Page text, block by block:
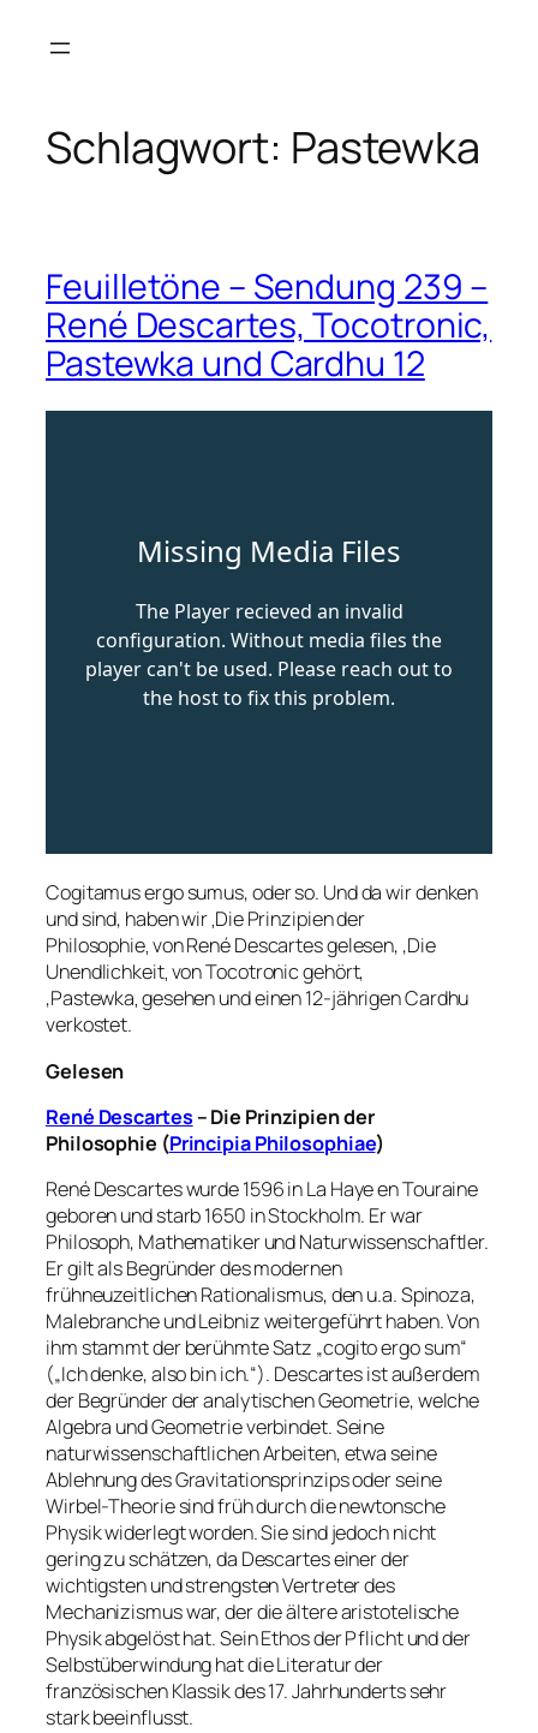
Inhalt
Schlagwort: Pastewka
Feuilletöne – Sendung 239 –
René Descartes, Tocotronic,
Pastewka und Cardhu 12
Cogitamusergosumus,oder so. Und da wir denken
und sind, haben wir ‚Die Prinzipien der
Philosophie‚ von René Descartes gelesen, ‚Die
Unendlichkeit‚ vonTocotronicgehört,
‚Pastewka‚ gesehen und einen12-jährigenCardhu
verkostet.
Gelesen
René Descartes– Die Prinzipien der
Philosophie (Principia Philosophiae)
René Descartes wurde 1596 in La Haye en Touraine
geboren und starb 1650 in Stockholm. Er war
Philosoph, Mathematiker und Naturwissenschaftler.
Er gilt als Begründer des modernen
frühneuzeitlichen Rationalismus, den u.a. Spinoza,
Malebranche und Leibniz weitergeführt haben. Von
ihm stammt der berühmte Satz „cogito ergo sum“
(„Ich denke, also bin ich.“). Descartes ist außerdem
der Begründer der analytischen Geometrie, welche
Algebra und Geometrie verbindet. Seine
naturwissenschaftlichen Arbeiten, etwa seine
Ablehnung des Gravitationsprinzips oder seine
Wirbel-Theorie sind früh durch die newtonsche
Physik widerlegt worden. Sie sind jedoch nicht
gering zu schätzen, da Descartes einer der
wichtigsten und strengsten Vertreter des
Mechanizismus war, der die ältere aristotelische
Physik abgelöst hat. Sein Ethos der Pflicht und der
Selbstüberwindung hat die Literatur der
französischen Klassik des 17. Jahrhunderts sehr
stark beeinflusst.